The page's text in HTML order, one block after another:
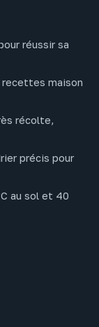
réussir sa
recettes maison
récolte,
précis pour
au sol et 40